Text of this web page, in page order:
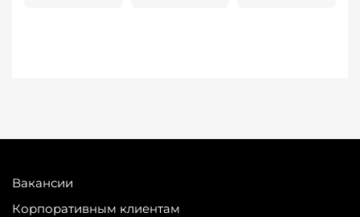
Вакансии
Корпоративным клиентам